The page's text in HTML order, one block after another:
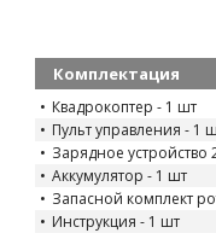
Комплектация
Квадрокоптер - 1 шт
Пульт управления - 1
Зарядное устройство
Аккумулятор - 1 шт
Запасной комплект
Инструкция - 1 шт